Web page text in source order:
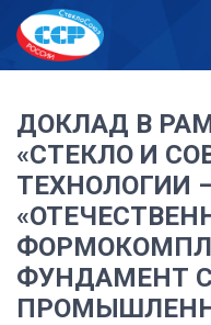
ДОКЛАД В
«СТЕКЛО И
ТЕХНОЛОГИИ
ФУНДАМЕНТ